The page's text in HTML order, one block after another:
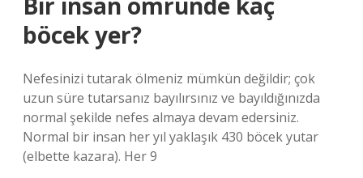
böcek yer?
Nefesinizi tutarak ölmeniz mümkün değildir; çok
uzun süre tutarsanız bayılırsınız ve bayıldığınızda
normal şekilde nefes almaya devam edersiniz.
Normal bir insan her yıl yaklaşık 430 böcek yutar
(elbette kazara). Her 9